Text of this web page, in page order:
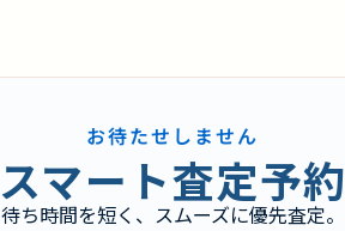
お待たせしません
スマート査定予約
待ち時間を短く、スムーズに優先査定。